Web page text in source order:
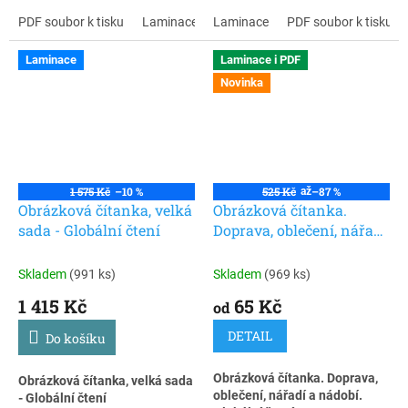
jednoduchý, přehledný a
přizpůsobený potřebám
dětí. Obrázkové aktivity jsou
vhodné pro děti s autismem
PDF soubor k tisku Laminace + zip Desky + laminace + zip
myšlení i schopnost
soustředění.
Laminace PDF soubor k tisku
Laminace
1 575 Kč –10 %
Obrázková čítanka, velká
sada - Globální čtení
Skladem (991 ks)
1 415 Kč
Do košíku
Obrázková čítanka, velká sada
- Globální čtení
Laminace i PDF
Novinka
525 Kč až–87 %
Obrázková čítanka.
Doprava, oblečení, nářadí
Skladem (969 ks)
od 65 Kč
DETAIL
Obrázková čítanka. Doprava,
oblečení, nářadí a nádobí.